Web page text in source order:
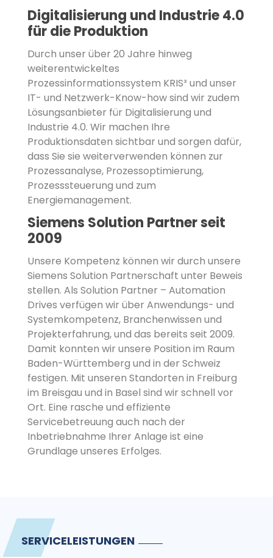
Digitalisierung und Industrie 4.0
für die Produktion
Durch unser über 20 Jahre hinweg
weiterentwickeltes
Prozessinformationssystem KRIS³ und unser
IT- und Netzwerk-Know-how sind wir zudem
Lösungsanbieter für Digitalisierung und
Industrie 4.0. Wir machen Ihre
Produktionsdaten sichtbar und sorgen dafür,
dass Sie sie weiterverwenden können zur
Prozessanalyse, Prozessoptimierung,
Prozesssteuerung und zum
Energiemanagement.
Siemens Solution Partner seit
2009
Unsere Kompetenz können wir durch unsere
Siemens Solution Partnerschaft unter Beweis
stellen. Als Solution Partner – Automation
Drives verfügen wir über Anwendungs- und
Systemkompetenz, Branchenwissen und
Projekterfahrung, und das bereits seit 2009.
Damit konnten wir unsere Position im Raum
Baden-Württemberg und in der Schweiz
festigen. Mit unseren Standorten in Freiburg
im Breisgau und in Basel sind wir schnell vor
Ort. Eine rasche und effiziente
Servicebetreuung auch nach der
Inbetriebnahme Ihrer Anlage ist eine
Grundlage unseres Erfolges.
SERVICELEISTUNGEN